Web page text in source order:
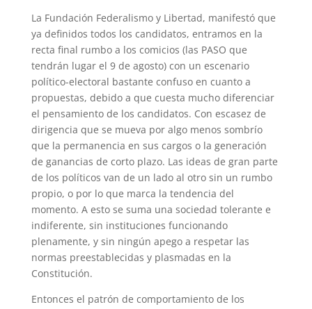
La Fundación Federalismo y Libertad, manifestó que
ya definidos todos los candidatos, entramos en la
recta final rumbo a los comicios (las PASO que
tendrán lugar el 9 de agosto) con un escenario
político-electoral bastante confuso en cuanto a
propuestas, debido a que cuesta mucho diferenciar
el pensamiento de los candidatos. Con escasez de
dirigencia que se mueva por algo menos sombrío
que la permanencia en sus cargos o la generación
de ganancias de corto plazo. Las ideas de gran parte
de los políticos van de un lado al otro sin un rumbo
propio, o por lo que marca la tendencia del
momento. A esto se suma una sociedad tolerante e
indiferente, sin instituciones funcionando
plenamente, y sin ningún apego a respetar las
normas preestablecidas y plasmadas en la
Constitución.
Entonces el patrón de comportamiento de los